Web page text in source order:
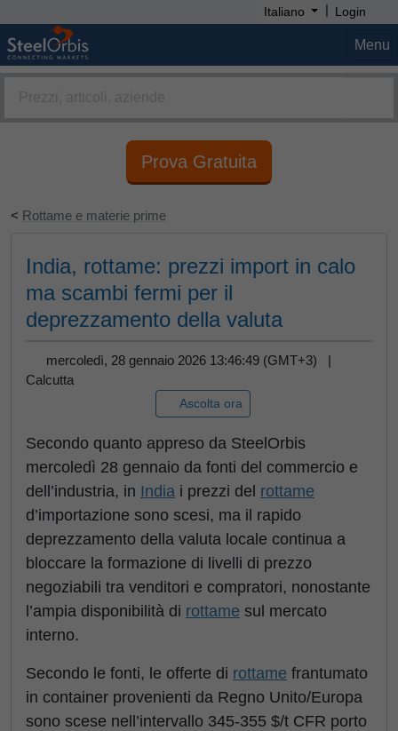
Italiano | Login
Menu
Prova Gratuita
< Rottame e materie prime
India, rottame: prezzi import in calo
ma scambi fermi per il
deprezzamento della valuta
mercoledì, 28 gennaio 2026 13:46:49 (GMT+3) |
Calcutta
Ascolta ora
Secondo quanto appreso da SteelOrbis
mercoledì 28 gennaio da fonti del commercio e
dell’industria, in India i prezzi del rottame
d’importazione sono scesi, ma il rapido
deprezzamento della valuta locale continua a
bloccare la formazione di livelli di prezzo
negoziabili tra venditori e compratori, nonostante
l’ampia disponibilità di rottame sul mercato
interno.
Secondo le fonti, le offerte di rottame frantumato
in container provenienti da Regno Unito/Europa
sono scese nell’intervallo 345-355 $/t CFR porto